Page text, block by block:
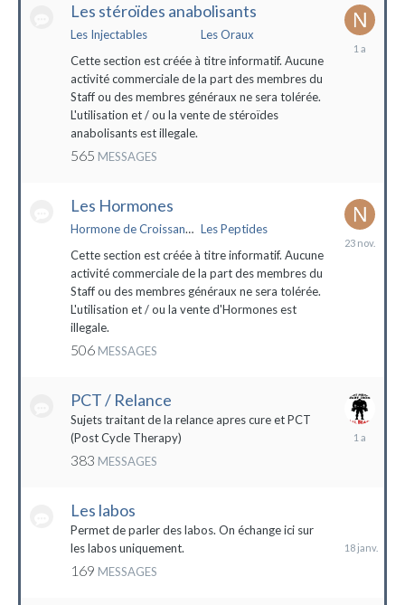
Les stéroïdes anabolisants
Les Injectables
Les Oraux
Cette section est créée à titre informatif. Aucune
activité commerciale de la part des membres du
Staff ou des membres généraux ne sera tolérée.
L'utilisation et / ou la vente de stéroïdes
anabolisants est illegale.
565 MESSAGES
Les Hormones
Hormone de Croissance (HGH) Les Peptides
Cette section est créée à titre informatif. Aucune
activité commerciale de la part des membres du
Staff ou des membres généraux ne sera tolérée.
L'utilisation et / ou la vente d'Hormones est
illegale.
506 MESSAGES
23
PCT / Relance
Sujets traitant de la relance apres cure et PCT
(Post Cycle Therapy)
383 MESSAGES
13
Les labos
Permet de parler des labos. On échange ici sur
les labos uniquement.
169 MESSAGES